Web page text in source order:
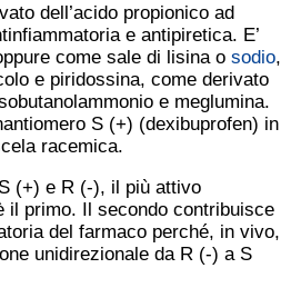
dell’acido propionico ad
e antipiretica. E’
come sale di lisina o sodio,
e piridossina, come derivato
e meglumina.
S (+) (dexibuprofen) in
racemica.
(+) e R (-), il più attivo
il primo. Il secondo contribuisce
del farmaco perché, in vivo,
unidirezionale da R (-) a S